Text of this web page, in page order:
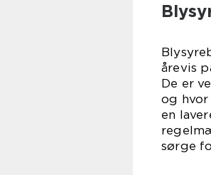
årevis
De er
og
en
sørge